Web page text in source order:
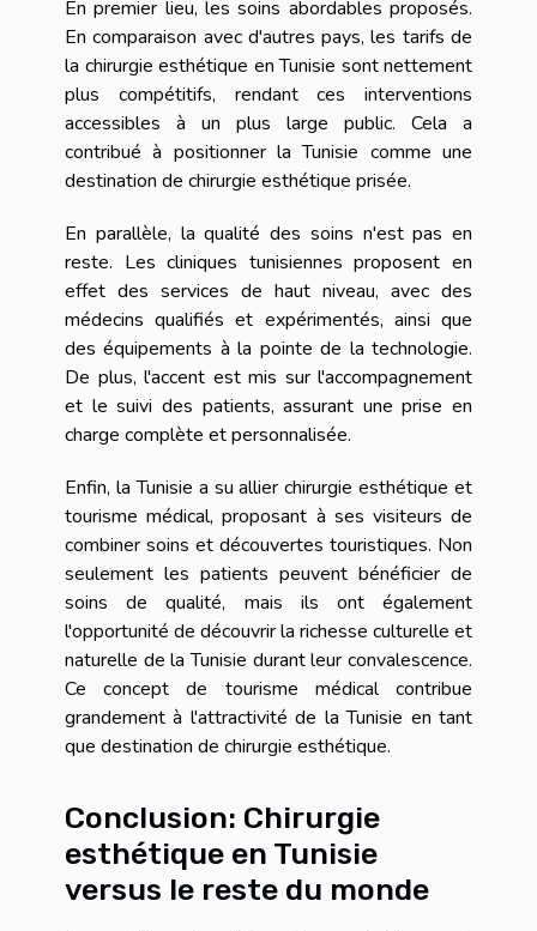
En premier lieu, les soins abordables proposés.
En comparaison avec d'autres pays, les tarifs de
la chirurgie esthétique en Tunisie sont nettement
plus compétitifs, rendant ces interventions
accessibles à un plus large public. Cela a
contribué à positionner la Tunisie comme une
destination de chirurgie esthétique prisée.
En parallèle, la qualité des soins n'est pas en
reste. Les cliniques tunisiennes proposent en
effet des services de haut niveau, avec des
médecins qualifiés et expérimentés, ainsi que
des équipements à la pointe de la technologie.
De plus, l'accent est mis sur l'accompagnement
et le suivi des patients, assurant une prise en
charge complète et personnalisée.
Enfin, la Tunisie a su allier chirurgie esthétique et
tourisme médical, proposant à ses visiteurs de
combiner soins et découvertes touristiques. Non
seulement les patients peuvent bénéficier de
soins de qualité, mais ils ont également
l'opportunité de découvrir la richesse culturelle et
naturelle de la Tunisie durant leur convalescence.
Ce concept de tourisme médical contribue
grandement à l'attractivité de la Tunisie en tant
que destination de chirurgie esthétique.
Conclusion: Chirurgie
esthétique en Tunisie
versus le reste du monde